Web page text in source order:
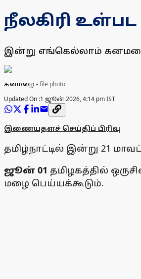
நீலகிரி
இன்று எங்கெல்லாம்
கனமழை -file photo
Updated On :1 ஜூன் 2026, 4:14 pm IST
இணையதளச் செய்திப் பிரிவு
தமிழ்நாட்டில் இன்று 21
ஜூன் 01 தமிழகத்தில்
மழை பெய்யக்கூடும்.